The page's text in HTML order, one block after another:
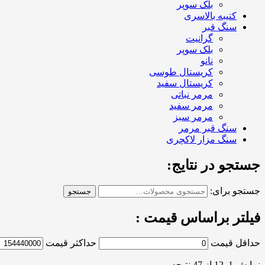
بلک سوپر
کتیبه بالاسری
سنگ قبر
گرانیت
بلک سوپر
نانو
کریستال طوسی
کریستال سفید
مرمر نباتی
مرمر سفید
مرمر سبز
سنگ قبر مرمر
سنگ مزار لاکچری
جستجو در نتایج:
جستجو برای: جستجو
فیلتر براساس قیمت :
حداقل قیمت حداکثر قیمت